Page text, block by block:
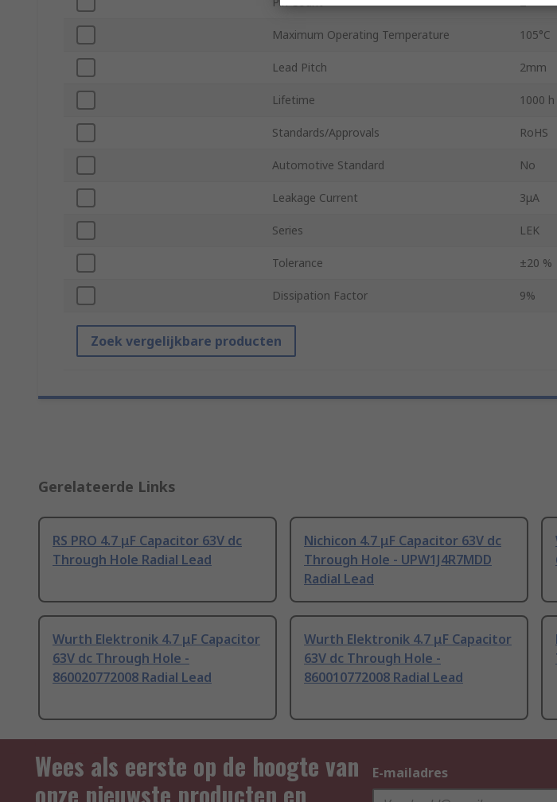
Maximum Operating Temperature 105°C
Lead Pitch 2mm
Lifetime 1000 h
Standards/Approvals RoHS
Automotive Standard No
Leakage Current 3μA
Series LEK
Tolerance ±20 %
Dissipation Factor 9%
Zoek vergelijkbare producten
Gerelateerde Links
RS PRO 4.7 μF Capacitor 63V dc
Through Hole Radial Lead
Nichicon 4.7 μF Capacitor 63V dc
Through Hole - UPW1J4R7MDD
Radial Lead
Wurth Elektronik 4.7 μF Capacitor
63V dc Through Hole -
860020772008 Radial Lead
Wurth Elektronik 4.7 μF Capacitor
63V dc Through Hole -
860010772008 Radial Lead
Wees als eerste op de hoogte van
onze nieuwste producten en
E-mailadres